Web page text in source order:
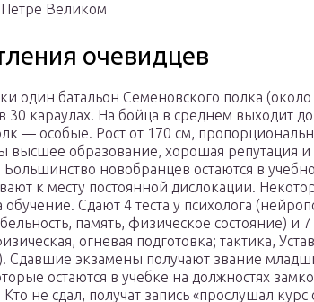
Великом
очевидцев
один батальон Семеновского полка (около
30 караулах. На бойца в среднем выходит
— особые. Рост от 170 см,
высшее образование, хорошая репутация и
Большинство новобранцев остаются в
к месту постоянной дислокации.
обучение. Сдают 4 теста у психолога
память, физическое состояние) и
огневая подготовка; тактика,
Сдавшие экзамены получают звание
остаются в учебке на должностях
не сдал, получат запись «прослушал